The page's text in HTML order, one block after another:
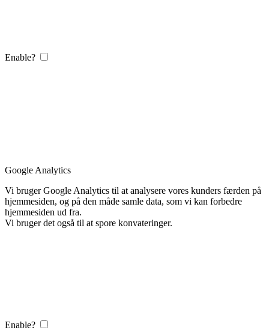
Enable?
Google Analytics
Vi bruger Google Analytics til at analysere vores kunders færden på
hjemmesiden, og på den måde samle data, som vi kan forbedre
hjemmesiden ud fra.
Vi bruger det også til at spore konvateringer.
Enable?